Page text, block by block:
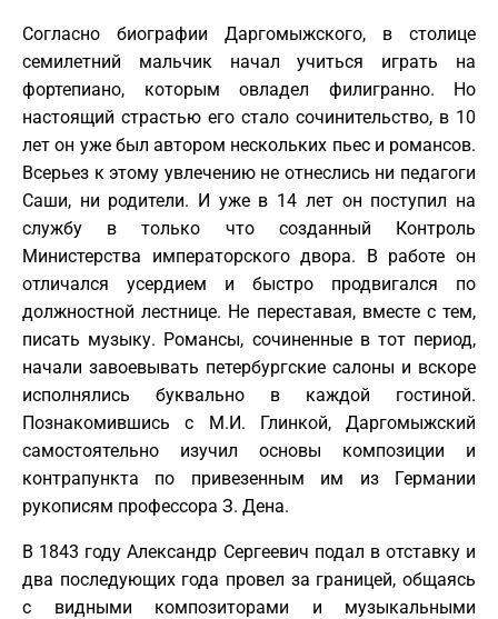
Согласно биографии Даргомыжского, в столице
семилетний мальчик начал учиться играть на
фортепиано, которым овладел филигранно. Но
настоящий страстью его стало сочинительство, в 10
лет он уже был автором нескольких пьес и романсов.
Всерьез к этому увлечению не отнеслись ни педагоги
Саши, ни родители. И уже в 14 лет он поступил на
службу в только что созданный Контроль
Министерства императорского двора. В работе он
отличался усердием и быстро продвигался по
должностной лестнице. Не переставая, вместе с тем,
писать музыку. Романсы, сочиненные в тот период,
начали завоевывать петербургские салоны и вскоре
исполнялись буквально в каждой гостиной.
Познакомившись с М.И. Глинкой, Даргомыжский
самостоятельно изучил основы композиции и
контрапункта по привезенным им из Германии
рукописям профессора З. Дена.
В 1843 году Александр Сергеевич подал в отставку и
два последующих года провел за границей, общаясь
с видными композиторами и музыкальными